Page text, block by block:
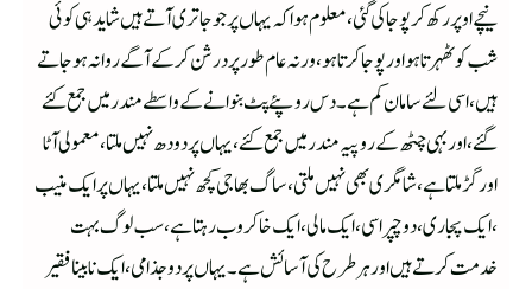
نیچے اوپر رکھ کر پوجا کی گئی ،معلوم ہوا کہ یہاں پر جو جاتری آتے ہیں شاید ہی کوئی
شب کو ٹھہرتا ہواورپوجا کرتاہو،ورنہ عام طور پر درشن کرکےآگے روانہ ہوجاتے
ہیں،اسی لئے سامان کم ہے۔دس روپئے پٹ بنوانے کے واسطے مندر میں جمع کئے
گئے،اور بہی چٹھ کے روپیہ مندر میں جمع کئے،یہاں پر دودھ نہیں ملتا،معمولی آٹا
اور گڑ ملتا ہے،شامگری بھی نہیں ملتی ،ساگ بھاجی کچھ نہیں ملتا ،یہاں پر ایک منیب
،ایک پجاری ،دوچپراسی ،ایک مالی ،ایک خاکروب رہتا ہے،سب لوگ بہت
خدمت کرتے ہیں اور ہر طرح کی آسائش ہے۔یہاں پر دوجذامی ،ایک نابینا فقیر